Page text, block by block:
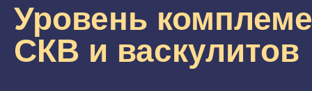
Уровень
СКВ и васкулитов